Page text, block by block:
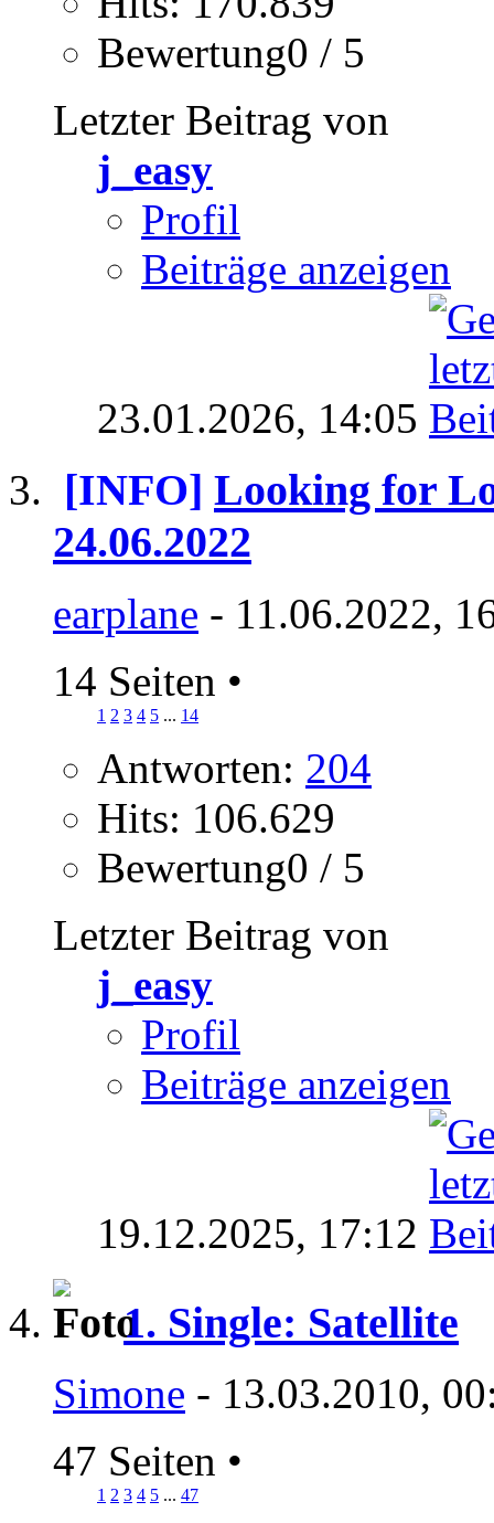
Bewertung0 / 5
Letzter Beitrag von
j_easy
Profil
Beiträge anzeigen
23.01.2026, 14:05
[INFO] Looking for
24.06.2022
earplane - 11.06.2022,
14 Seiten •
1 2 3 4 5 ... 14
Antworten: 204
Hits: 106.629
Bewertung0 / 5
Letzter Beitrag von
j_easy
Profil
Beiträge anzeigen
19.12.2025, 17:12
1. Single: Satellite
Simone - 13.03.2010,
47 Seiten •
1 2 3 4 5 ... 47